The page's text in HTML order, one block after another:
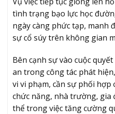
tình trạng bạo lực học
ngày càng phức tạp, manh
sự cổ súy trên không gian
Bên cạnh sự vào cuộc
an trong công tác phát
vi vi phạm, cần sự phối hợp
chức năng, nhà trường, gia
thể trong việc tăng cường